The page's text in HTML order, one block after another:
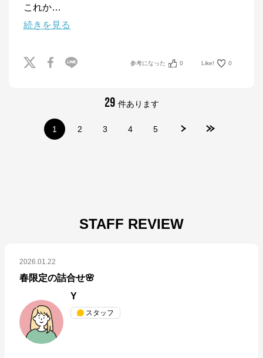
これか…
続きを見る
参考になった 0 Like! 0
29 件あります
1 2 3 4 5
STAFF REVIEW
2026.01.22
春限定の詰合せ🌸
Y
スタッフ